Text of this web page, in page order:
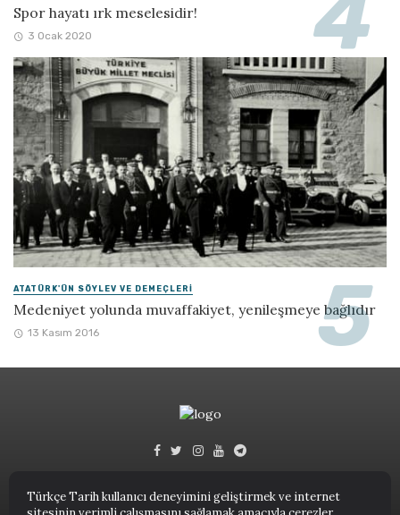
Türkçe Tarih kullanıcı deneyimini geliştirmek ve internet
Spor hayatı ırk meselesidir!
3 Ocak 2020
ATATÜRK'ÜN SÖYLEV VE DEMEÇLERI
Medeniyet yolunda muvaffakiyet, yenileşmeye bağlıdır
13 Kasım 2016